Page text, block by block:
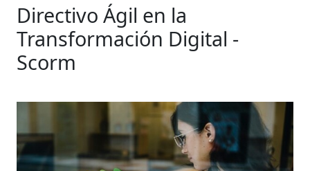
Directivo Ágil en la
Transformación Digital -
Scorm